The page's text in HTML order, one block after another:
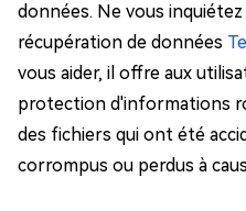
données. Ne vous
récupération de données
vous aider, il offre aux
protection d'informations
des fichiers qui ont été
corrompus ou perdus à